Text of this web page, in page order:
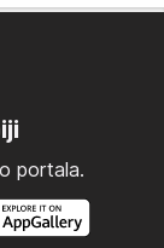
portala.